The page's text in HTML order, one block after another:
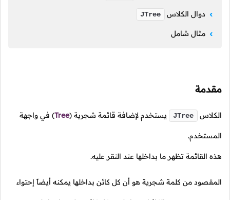
دوال الكلاس JTree
مثال شامل
مقدمة
الكلاس JTree يستخدم لإضافة قائمة شجرية (
Tree
) في واجهة
المستخدم.
هذه القائمة تظهر ما بداخلها عند النقر عليه.
المقصود من كلمة شجرية هو أن كل كائن بداخلها يمكنه أيضاً إحتواء